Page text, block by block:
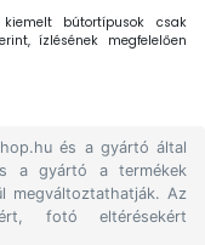
bútortípusok csak
ízlésének megfelelően
és a gyártó által
a gyártó a termékek
megváltoztathatják. Az
fotó eltérésekért